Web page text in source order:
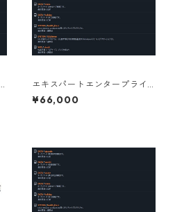
エキスパートエンタープライ
ズサブスクリプションライセ
ンス 1年 個人事業主向け
¥66,000